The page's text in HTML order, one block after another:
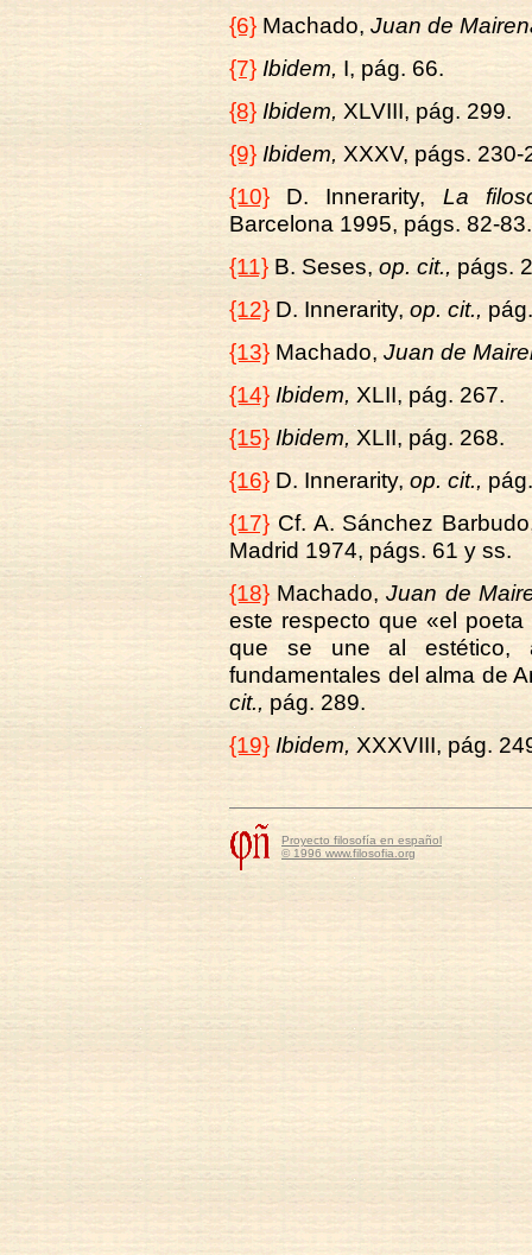
{6} Machado, Juan de
{7} Ibidem, I, pág. 66.
{8} Ibidem, XLVIII, pág. 299.
{9} Ibidem, XXXV, págs. 230-
{10} D. Innerarity, La
Barcelona 1995, págs. 82-83.
{11} B. Seses, op. cit.,págs.
{12} D. Innerarity, op. cit.,
{13} Machado, Juan de
{14} Ibidem, XLII, pág. 267.
{15} Ibidem, XLII, pág. 268.
{16} D. Innerarity,op. cit.,
{17} Cf. A. Sánchez
Madrid 1974, págs. 61 y ss.
{18} Machado,Juan de
este respecto que «el
que se une al estético,
fundamentales del alma de
cit., pág. 289.
{19} Ibidem, XXXVIII, pág.
Proyecto filosofía en español
© 1996 www.filosofia.org